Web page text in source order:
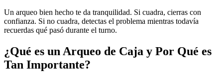
Un arqueo bien hecho te da tranquilidad. Si cuadra, cierras con
confianza. Si no cuadra, detectas el problema mientras todavía
recuerdas qué pasó durante el turno.
¿Qué es un Arqueo de Caja y Por Qué es
Tan Importante?